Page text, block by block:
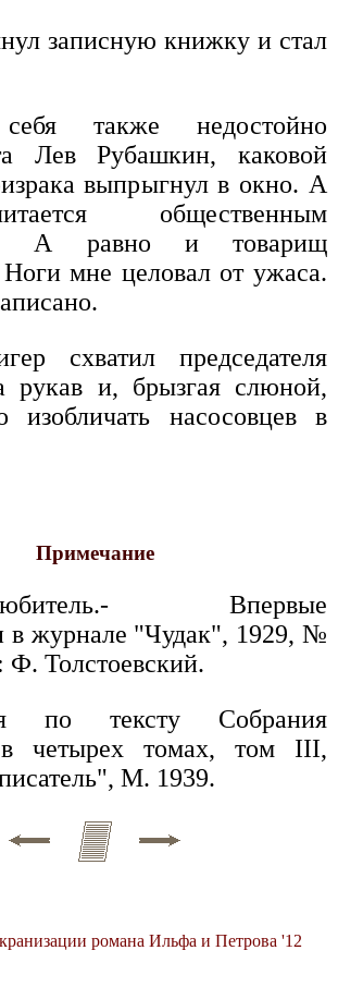
записную книжку и стал
также недостойно
Лев Рубашкин, каковой
выпрыгнул в окно. А
общественным
А равно и товарищ
мне целовал от ужаса.
схватил председателя
рукав и, брызгая слюной,
изобличать насосовцев в
Примечание
любитель.- Впервые
в журнале "Чудак", 1929, №
Ф. Толстоевский.
по тексту Собрания
в четырех томах, том III,
М. 1939.
романа Ильфа и Петрова '12